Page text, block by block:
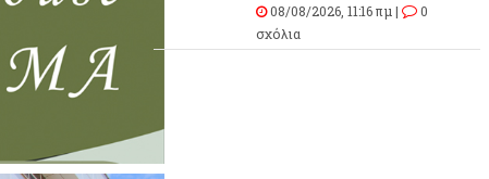
08/08/2026, 11:16 πμ |
0
σχόλια